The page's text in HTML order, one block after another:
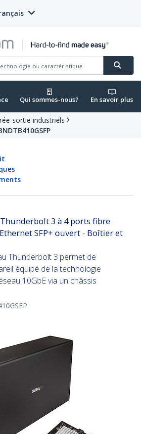
Qui sommes-nous? En savoir plus
sortie industriels
3 à 4 ports fibre
SFP+ ouvert - Boîtier et
Thunderbolt 3 permet de
équipé de la technologie
10GbE via un châssis